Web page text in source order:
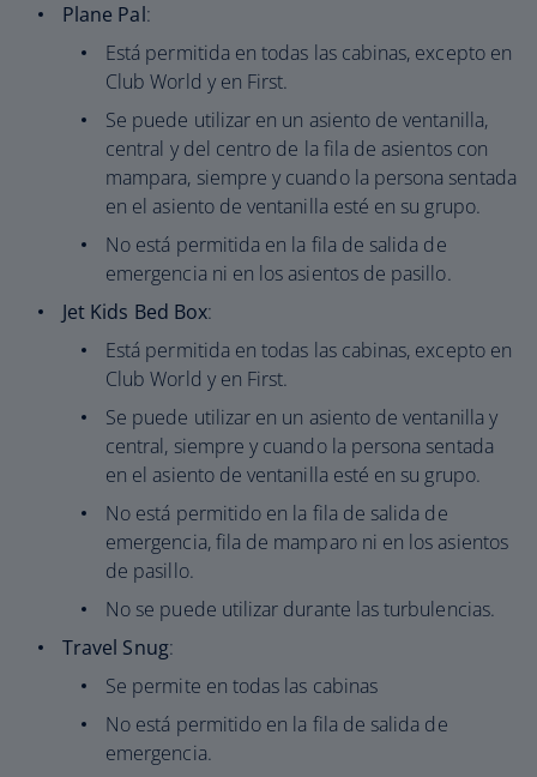
Plane Pal:
Está permitida en todas las cabinas, excepto en
Club World y en First.
Se puede utilizar en un asiento de ventanilla,
central y del centro de la fila de asientos con
mampara, siempre y cuando la persona sentada
en el asiento de ventanilla esté en su grupo.
No está permitida en la fila de salida de
emergencia ni en los asientos de pasillo.
Jet Kids Bed Box:
Está permitida en todas las cabinas, excepto en
Club World y en First.
Se puede utilizar en un asiento de ventanilla y
central, siempre y cuando la persona sentada
en el asiento de ventanilla esté en su grupo.
No está permitido en la fila de salida de
emergencia, fila de mamparo ni en los asientos
de pasillo.
No se puede utilizar durante las turbulencias.
Travel Snug:
Se permite en todas las cabinas
No está permitido en la fila de salida de
emergencia.